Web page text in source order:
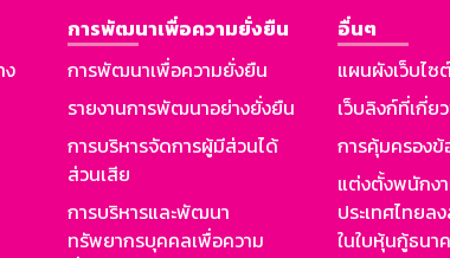
ง
การพัฒนาเพื่อความยั่งยืน
การพัฒนาเพื่อความยั่งยืน
รายงานการพัฒนาอย่างยั่งยืน
การบริหารจัดการผู้มีส่วนได้
ส่วนเสีย
การบริหารและพัฒนา
ทรัพยากรบุคคลเพื่อความ
อื่นๆ
แผนผังเว็บไซ
เว็บลิงก์ที่เกี่ย
การคุ้มครอง
แต่งตั้งพนักง
ประเทศไทยล
ในใบหุ้นกู้ธนา